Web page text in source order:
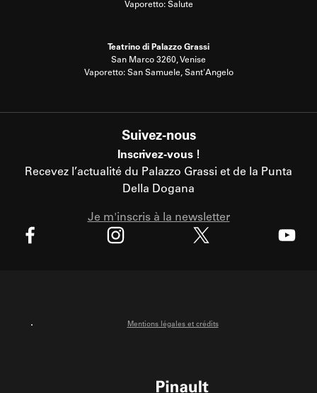
Vaporetto: Salute
Teatrino di Palazzo Grassi
San Marco 3260, Venise
Vaporetto: San Samuele, Sant'Angelo
Suivez-nous
Inscrivez-vous !
Recevez l’actualité du Palazzo Grassi et de la Punta
Della Dogana
Je m'inscris à la newsletter
Mentions légales et crédits